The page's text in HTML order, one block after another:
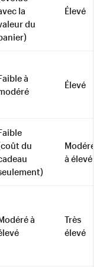
la
du
Élevé
à
Élevé
du
Modéré
à élevé
à
Très
élevé